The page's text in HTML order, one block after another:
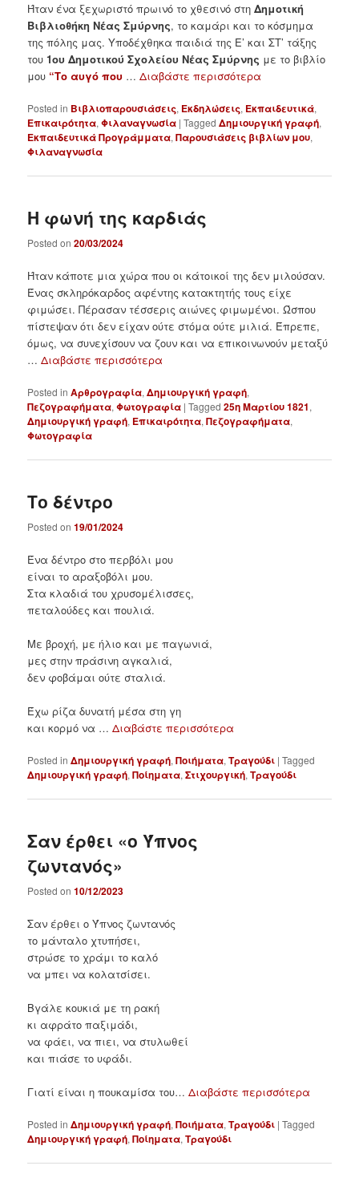
Ήταν ένα ξεχωριστό πρωινό το χθεσινό στηΔημοτική
Βιβλιοθήκη Νέας Σμύρνης, το καμάρι και το κόσμημα
της πόλης μας. Υποδέχθηκα παιδιά της Ε’ και ΣΤ’ τάξης
του1ου Δημοτικού Σχολείου Νέας Σμύρνης με το βιβλίο
μου “Το αυγό που …Διαβάστε περισσότερα
Posted in Βιβλιοπαρουσιάσεις, Εκδηλώσεις, Εκπαιδευτικά,
Επικαιρότητα,Φιλαναγνωσία |Tagged Δημιουργική γραφή,
Εκπαιδευτικά Προγράμματα,Παρουσιάσεις βιβλίων μου,
Φιλαναγνωσία
Η φωνή της καρδιάς
Posted on20/03/2024
Ήταν κάποτε μια χώρα που οι κάτοικοί της δεν μιλούσαν.
Ένας σκληρόκαρδος αφέντης κατακτητής τους είχε
φιμώσει. Πέρασαν τέσσερις αιώνες φιμωμένοι. Ώσπου
πίστεψαν ότι δεν είχαν ούτε στόμα ούτε μιλιά. Έπρεπε,
όμως, να συνεχίσουν να ζουν και να επικοινωνούν μεταξύ
…Διαβάστε περισσότερα
Posted in Αρθρογραφία,Δημιουργική γραφή,
Πεζογραφήματα,Φωτογραφία |Tagged 25η Μαρτίου 1821,
Δημιουργική γραφή, Επικαιρότητα,Πεζογραφήματα,
Φωτογραφία
Το δέντρο
Posted on19/01/2024
Ένα δέντρο στο περβόλι μου
είναι το αραξοβόλι μου.
Στα κλαδιά του χρυσομέλισσες,
πεταλούδες και πουλιά.
Με βροχή, με ήλιο και με παγωνιά,
μες στην πράσινη αγκαλιά,
δεν φοβάμαι ούτε σταλιά.
Έχω ρίζα δυνατή μέσα στη γη
και κορμό να …Διαβάστε περισσότερα
Posted in Δημιουργική γραφή,Ποιήματα,Τραγούδι |Tagged
Δημιουργική γραφή,Ποίηματα,Στιχουργική,Τραγούδι
Σαν έρθει «ο Ύπνος
ζωντανός»
Posted on10/12/2023
Σαν έρθει ο Ύπνος ζωντανός
το μάνταλο χτυπήσει,
στρώσε το χράμι το καλό
να μπει να κολατσίσει.
Βγάλε κουκιά με τη ρακή
κι αφράτο παξιμάδι,
να φάει, να πιει, να στυλωθεί
και πιάσε το υφάδι.
Γιατί είναι η πουκαμίσα του…Διαβάστε περισσότερα
Posted in Δημιουργική γραφή,Ποιήματα,Τραγούδι |Tagged
Δημιουργική γραφή,Ποίηματα,Τραγούδι